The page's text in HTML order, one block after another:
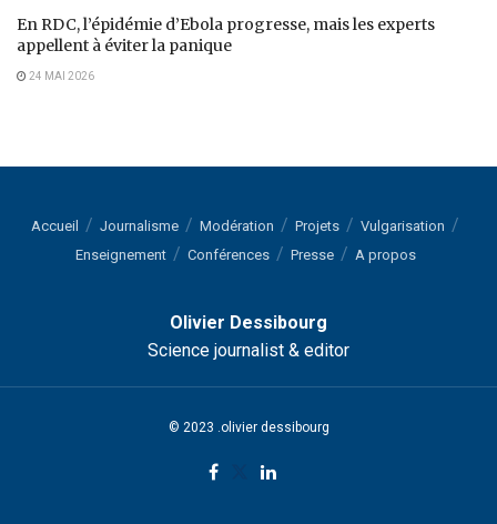
En RDC, l’épidémie d’Ebola progresse, mais les experts
appellent à éviter la panique
24 MAI 2026
Accueil Journalisme Modération Projets
Vulgarisation
Enseignement
Conférences Presse A propos
Olivier Dessibourg
Science journalist & editor
© 2023 .olivier dessibourg